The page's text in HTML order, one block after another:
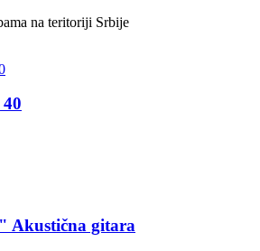
na teritoriji Srbije
Akustična gitara